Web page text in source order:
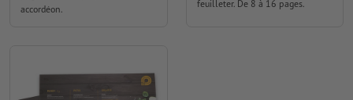
accordéon.
feuilleter. De 8 à 16 pages.